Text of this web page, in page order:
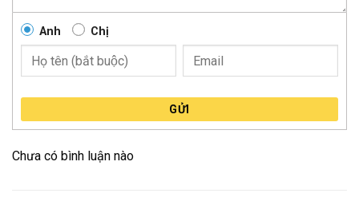
Anh Chị
GỬI
Chưa có bình luận nào